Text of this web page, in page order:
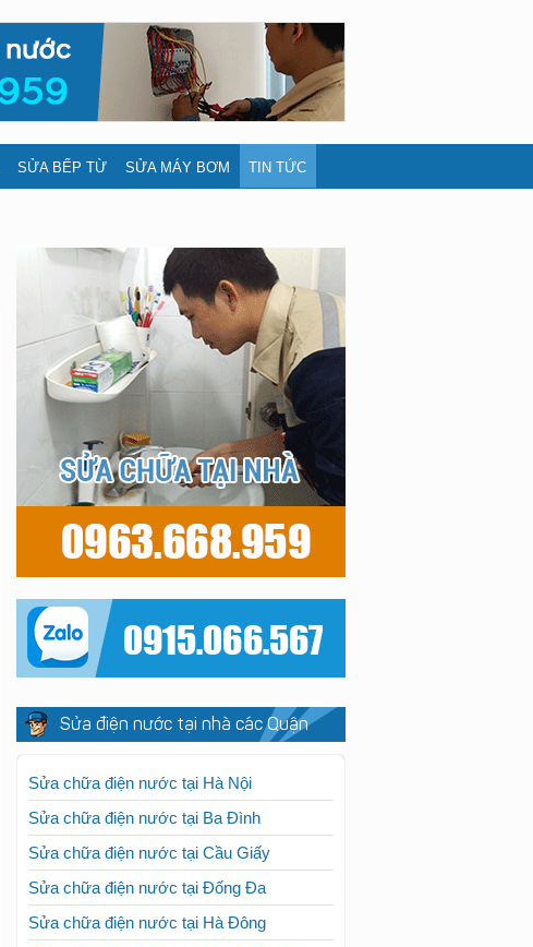
SỬA BẾP TỪ SỬA MÁY BƠM TIN TỨC
Sửa điện nước tại nhà các Quận
Sửa chữa điện nước tại Hà Nội
Sửa chữa điện nước tại Ba Đình
Sửa chữa điện nước tại Cầu Giấy
Sửa chữa điện nước tại Đống Đa
Sửa chữa điện nước tại Hà Đông